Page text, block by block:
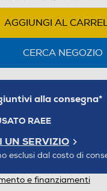
AGGIUNGI AL
CERCA NEGOZIO
alla consegna*
RAEE
UN SERVIZIO
esclusi dal costo di
e finanziamenti